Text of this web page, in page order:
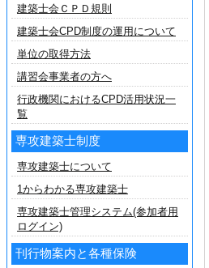
建築士会ＣＰＤ規則
建築士会CPD制度の運用について
単位の取得方法
講習会事業者の方へ
行政機関におけるCPD活用状況一
覧
専攻建築士制度
専攻建築士について
1からわかる専攻建築士
専攻建築士管理システム(参加者用
ログイン)
刊行物案内と各種保険